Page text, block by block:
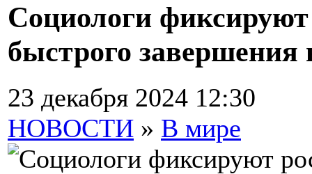
Социологи
быстрого
23 декабря 2024 12:30
НОВОСТИ » В мире